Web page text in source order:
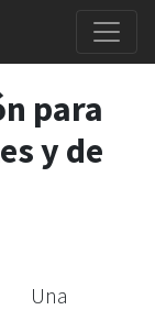
para
y de
Una